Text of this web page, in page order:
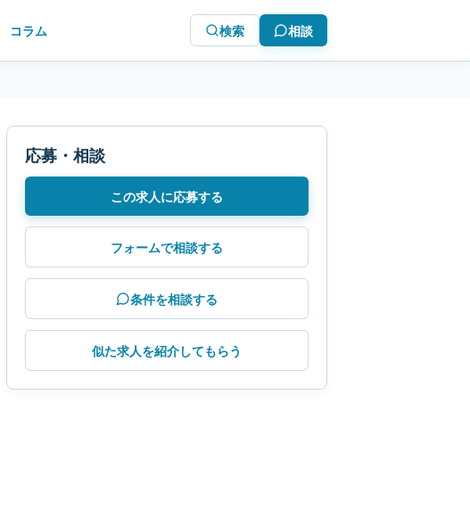
コラム 検索 相談
応募・相談
この求人に応募する
フォームで相談する
条件を相談する
似た求人を紹介してもらう